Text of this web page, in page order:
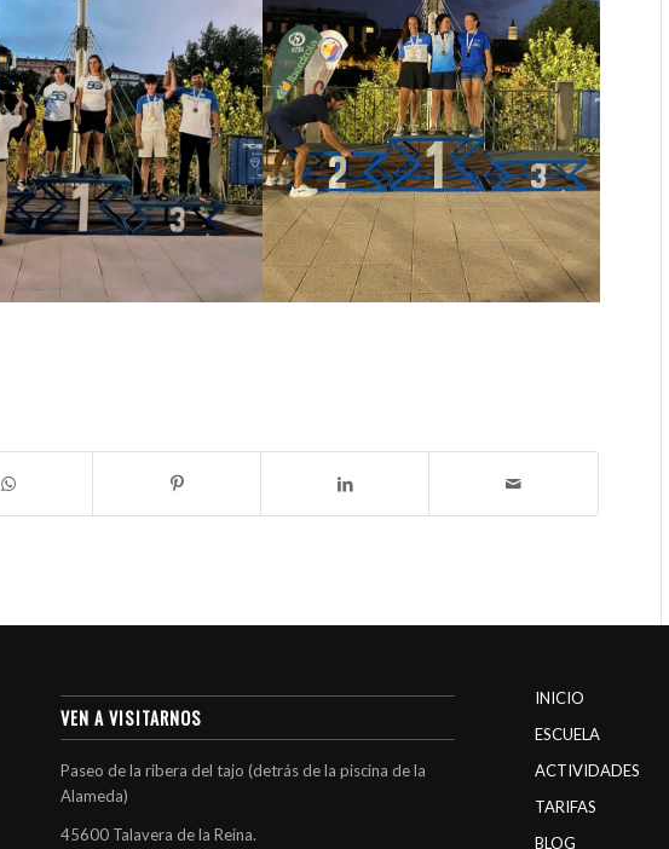
VEN A VISITARNOS
Paseo de la ribera del tajo (detrás de la piscina de la
Alameda)
45600 Talavera de la Reina.
INICIO
ESCUELA
ACTIVIDADES
TARIFAS
BLOG